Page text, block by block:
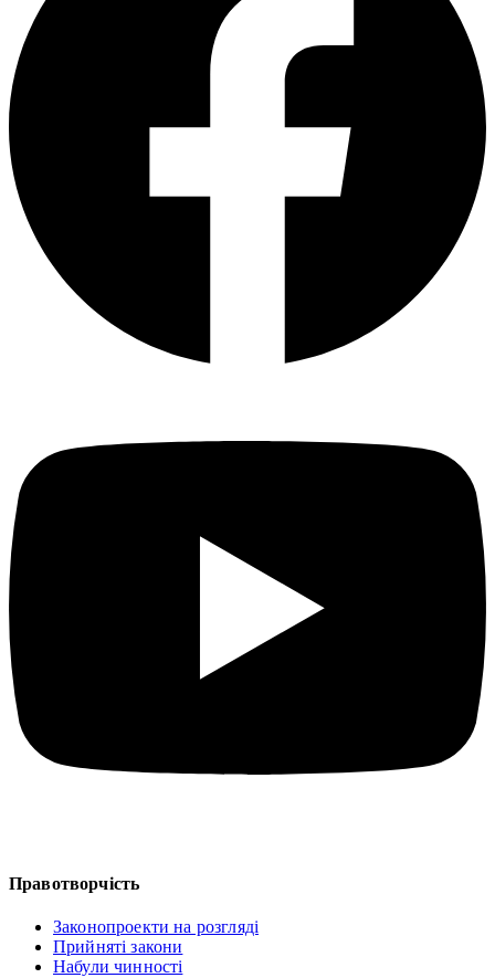
Правотворчість
Законопроекти на розгляді
Прийняті закони
Набули чинності